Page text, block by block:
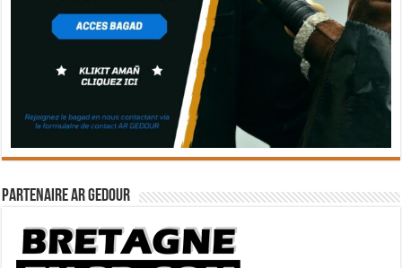
Partenaire Ar Gedour